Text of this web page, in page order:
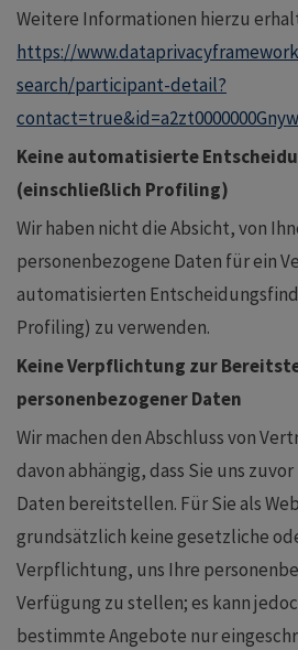
Weitere Informationen hierzu
https://
search/participant-detail?
Keine automatisierte
(einschließlich Profiling)
Wir haben nicht die Absicht, von
personenbezogene Daten für ein
automatisierten
Profiling) zu verwenden.
Keine Verpflichtung zur
personenbezogener Daten
Wir machen den Abschluss von
davon abhängig, dass Sie uns
Daten bereitstellen. Für Sie als
grundsätzlich keine gesetzliche
Verpflichtung, uns Ihre
Verfügung zu stellen; es kann
bestimmte Angebote nur